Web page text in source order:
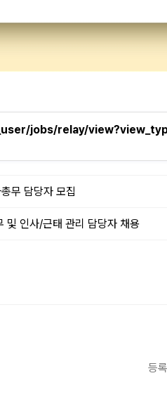
jobs/relay/
무 담당자 모집
및 인사/근태 관리 담당자 채용
등